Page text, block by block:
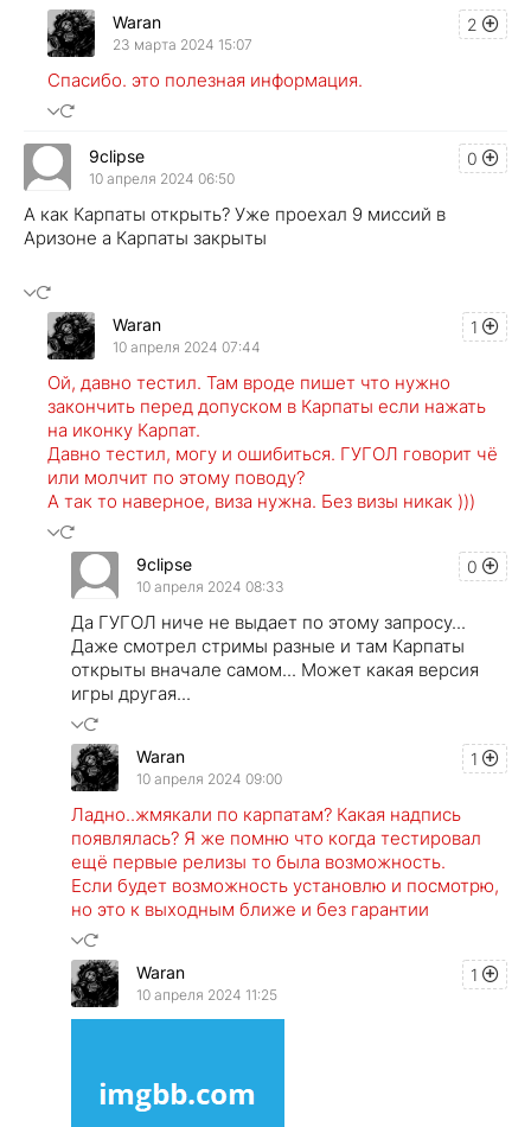
2
Waran
23 марта 2024 15:07
Спасибо. это полезная информация.
0
9clipse
10 апреля 2024 06:50
А как Карпаты открыть? Уже проехал 9 миссий в
Аризоне а Карпаты закрыты
1
Waran
10 апреля 2024 07:44
Ой, давно тестил. Там вроде пишет что нужно
закончить перед допуском в Карпаты если нажать
на иконку Карпат.
Давно тестил, могу и ошибиться. ГУГОЛ говорит чё
или молчит по этому поводу?
А так то наверное, виза нужна. Без визы никак )))
0
9clipse
10 апреля 2024 08:33
Да ГУГОЛ ниче не выдает по этому запросу...
Даже смотрел стримы разные и там Карпаты
открыты вначале самом... Может какая версия
игры другая...
1
Waran
10 апреля 2024 09:00
Ладно..жмякали по карпатам? Какая надпись
появлялась? Я же помню что когда тестировал
ещё первые релизы то была возможность.
Если будет возможность установлю и посмотрю,
но это к выходным ближе и без гарантии
1
Waran
10 апреля 2024 11:25